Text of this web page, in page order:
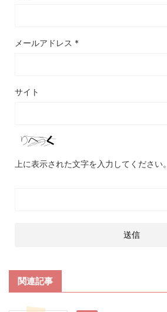
メールアドレス *
サイト
上に表示された文字を入力してください。
関連記事